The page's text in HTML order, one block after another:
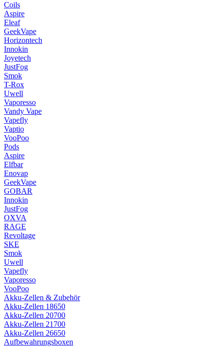
Coils
Aspire
Eleaf
GeekVape
Horizontech
Innokin
Joyetech
JustFog
Smok
T-Rox
Uwell
Vaporesso
Vandy Vape
Vapefly
Vaptio
VooPoo
Pods
Aspire
Elfbar
Enovap
GeekVape
GOBAR
Innokin
JustFog
OXVA
RAGE
Revoltage
SKE
Smok
Uwell
Vapefly
Vaporesso
VooPoo
Akku-Zellen & Zubehör
Akku-Zellen 18650
Akku-Zellen 20700
Akku-Zellen 21700
Akku-Zellen 26650
Aufbewahrungsboxen